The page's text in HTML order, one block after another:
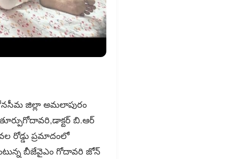
జిల్లా అమలాపురం
బి.ఆర్
రోడ్డు ప్రమాదంలో
బీజేవైఎం గోదావరి జోన్